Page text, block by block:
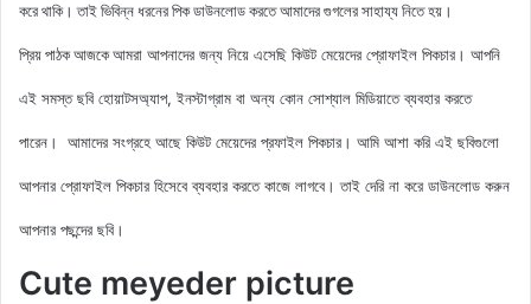
করে থাকি। তাই ভিবিন্ন ধরনের পিক ডাউনলোড করতে আমাদের গুগলের সাহায্য নিতে হয়।
প্রিয় পাঠক আজকেআমরা আপনাদের জন্য নিয়ে এসেছি কিউট মেয়েদের প্রোফাইল পিকচার। আপনি
এই সমস্ত ছবি হোয়াটসঅ্যাপ, ইনস্টাগ্রাম বা অন্য কোন সোশ্যাল মিডিয়াতে ব্যবহার করতে
পারেন। আমাদের সংগ্রহে আছে কিউট মেয়েদের প্রফাইল পিকচার । আমি আশা করি এই ছবিগুলো
আপনার প্রোফাইল পিকচার হিসেবে ব্যবহার করতে কাজে লাগবে। তাই দেরি না করে ডাউনলোড করুন
আপনার পছন্দের ছবি।
Cute meyeder picture